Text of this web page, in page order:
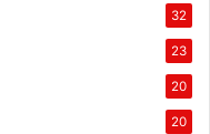
32
23
20
20